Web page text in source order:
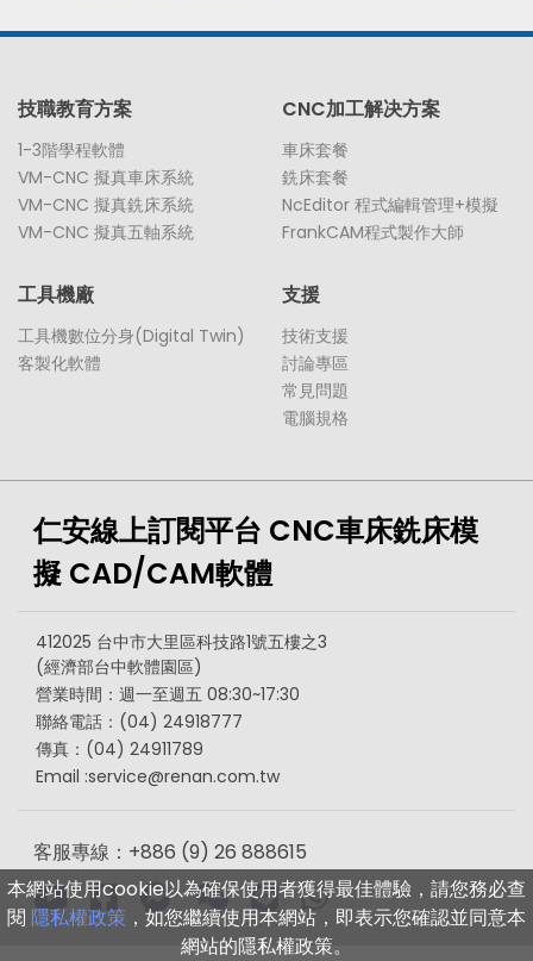
技職教育方案
1-3階學程軟體
VM-CNC 擬真車床系統
VM-CNC 擬真銑床系統
VM-CNC 擬真五軸系統
CNC加工解决方案
車床套餐
銑床套餐
NcEditor 程式編輯管理+模擬
FrankCAM程式製作大師
工具機廠
工具機數位分身(Digital Twin)
客製化軟體
支援
技術支援
討論專區
常見問題
電腦規格
仁安線上訂閱平台 CNC車床銑床模
擬 CAD/CAM軟體
412025 台中市大里區科技路1號五樓之3
(經濟部台中軟體園區)
營業時間：週一至週五 08:30~17:30
聯絡電話：(04) 24918777
傳真：(04) 24911789
Email :service@renan.com.tw
客服專線：+886 (9) 26 888615
本網站使用cookie以為確保使用者獲得最佳體驗，請您務必查
閱 隱私權政策 ，如您繼續使用本網站，即表示您確認並同意本
網站的隱私權政策。